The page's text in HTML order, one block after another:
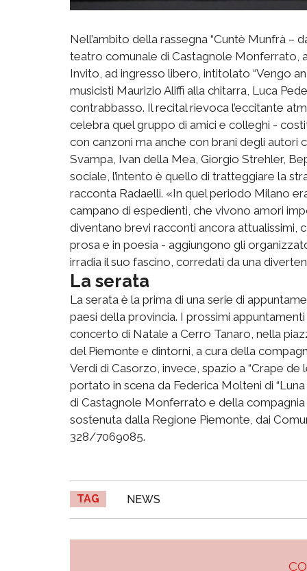
Nell’ambito della rassegna “Cuntè Munfrà –
teatro comunale di Castagnole Monferrato,
Invito, ad ingresso libero, intitolato “Vengo
musicisti Maurizio Aliffi alla chitarra, Luca
contrabbasso. Il recital rievoca l’eccitante
celebra quel gruppo di amici e colleghi -
con canzoni ma anche con brani degli autori
Svampa, Ivan della Mea, Giorgio Strehler,
sociale, l’intento è quello di tratteggiare la
racconta Radaelli. «In quel periodo Milano
campano di espedienti, che vivono amori
diventano brevi racconti ancora attualissimi,
prosa e in poesia - aggiungono gli
irradia il suo fascino, corredati da una
La serata
La serata è la prima di una serie di
paesi della provincia. I prossimi
concerto di Natale a Cerro Tanaro, nella
del Piemonte e dintorni, a cura della
Verdi di Casorzo, invece, spazio a “Crape
portato in scena da Federica Molteni di
di Castagnole Monferrato e della
sostenuta dalla Regione Piemonte, dai
328/7069085.
TAG NEWS